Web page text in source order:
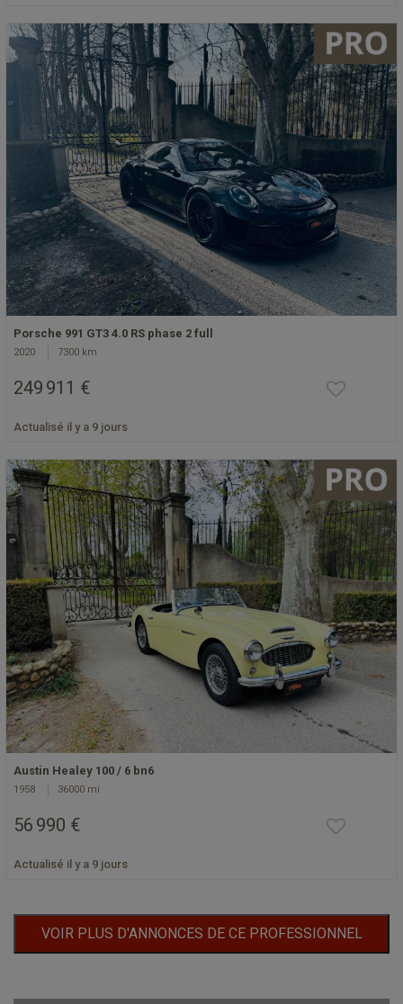
Porsche 991 GT3 4.0 RS phase 2 full
2020 7300 km
249 911 €
Actualisé il y a 9 jours
Austin Healey 100 / 6 bn6
1958 36000 mi
56 990 €
Actualisé il y a 9 jours
VOIR PLUS D'ANNONCES DE CE PROFESSIONNEL